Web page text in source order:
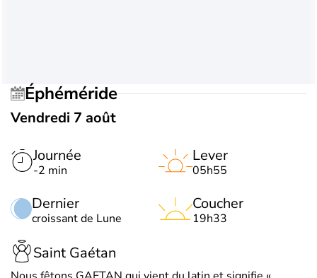
Éphéméride
Vendredi 7 août
Journée
-2 min
Dernier
croissant de Lune
Lever
05h55
Coucher
19h33
Saint Gaétan